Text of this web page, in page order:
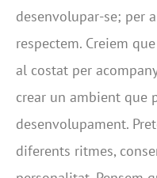
desenvolupar-se; per
respectem. Creiem
al costat per
crear un ambient que
desenvolupament.
diferents ritmes,